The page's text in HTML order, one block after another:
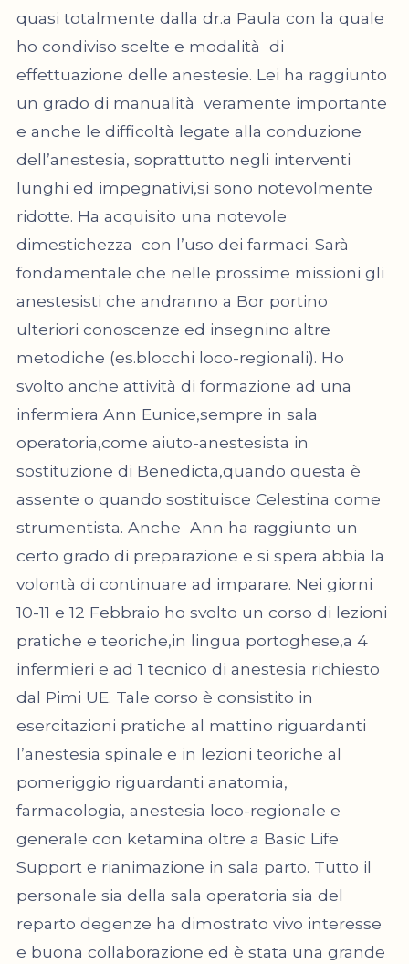
quasi totalmente dalla dr.a Paula con la quale
ho condiviso scelte e modalità di
effettuazione delle anestesie. Lei ha raggiunto
un grado di manualità veramente importante
e anche le difficoltà legate alla conduzione
dell’anestesia, soprattutto negli interventi
lunghi ed impegnativi,si sono notevolmente
ridotte. Ha acquisito una notevole
dimestichezza con l’uso dei farmaci. Sarà
fondamentale che nelle prossime missioni gli
anestesisti che andranno a Bor portino
ulteriori conoscenze ed insegnino altre
metodiche (es.blocchi loco-regionali). Ho
svolto anche attività di formazione ad una
infermiera Ann Eunice,sempre in sala
operatoria,come aiuto-anestesista in
sostituzione di Benedicta,quando questa è
assente o quando sostituisce Celestina come
strumentista. Anche Ann ha raggiunto un
certo grado di preparazione e si spera abbia la
volontà di continuare ad imparare. Nei giorni
10-11 e 12 Febbraio ho svolto un corso di lezioni
pratiche e teoriche,in lingua portoghese,a 4
infermieri e ad 1 tecnico di anestesia richiesto
dal Pimi UE. Tale corso è consistito in
esercitazioni pratiche al mattino riguardanti
l’anestesia spinale e in lezioni teoriche al
pomeriggio riguardanti anatomia,
farmacologia, anestesia loco-regionale e
generale con ketamina oltre a Basic Life
Support e rianimazione in sala parto. Tutto il
personale sia della sala operatoria sia del
reparto degenze ha dimostrato vivo interesse
e buona collaborazione ed è stata una grande